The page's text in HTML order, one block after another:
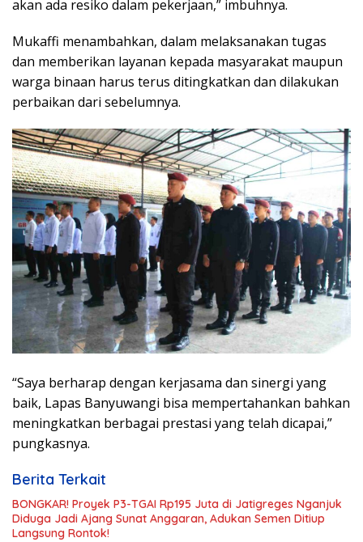
akan ada resiko dalam pekerjaan,” imbuhnya.
Mukaffi menambahkan, dalam melaksanakan tugas
dan memberikan layanan kepada masyarakat maupun
warga binaan harus terus ditingkatkan dan dilakukan
perbaikan dari sebelumnya.
“Saya berharap dengan kerjasama dan sinergi yang
baik, Lapas Banyuwangi bisa mempertahankan bahkan
meningkatkan berbagai prestasi yang telah dicapai,”
pungkasnya.
Berita Terkait
BONGKAR! Proyek P3-TGAI Rp195 Juta di Jatigreges Nganjuk
Diduga Jadi Ajang Sunat Anggaran, Adukan Semen Ditiup
Langsung Rontok!